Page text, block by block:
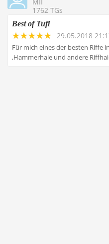
1762 TGs
Best of Tufi
29.05.2018
Für mich eines der besten Riffe
,Hammerhaie und andere